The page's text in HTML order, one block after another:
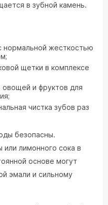
в зубной камень.
нормальной жесткостью
щетки в комплексе
и фруктов для
чистка зубов раз
безопасны.
лимонного сока в
основе могут
эмали и сильному